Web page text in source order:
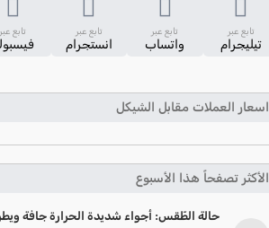
تابع عبر
تيليجرام
تابع عبر
واتساب
تابع عبر
انستجرام
تابع عبر
اسعار العملات مقابل الشيكل
الأكثر تصفحاً هذا الأسبوع
حالة الطّقس: أجواء شديدة الحرارة جافة